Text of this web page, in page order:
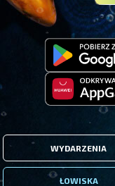
WYDARZENIA
ŁOWISKA